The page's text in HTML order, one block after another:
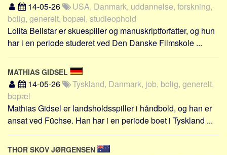
14-05-26
USA, Danmark, uddannelse, forskning,
bolig, generelt, bopæl, studieophold
Lolita Bellstar er skuespiller og manuskriptforfatter, og hun
har i en periode studeret ved Den Danske Filmskole ...
MATHIAS GIDSEL
14-05-26
Tyskland, Danmark, job, bolig, generelt,
bopæl
Mathias Gidsel er landsholdsspiller i håndbold, og han er
ansat ved Füchse. Han har i en periode boet i Tyskland ...
THOR SKOV JØRGENSEN